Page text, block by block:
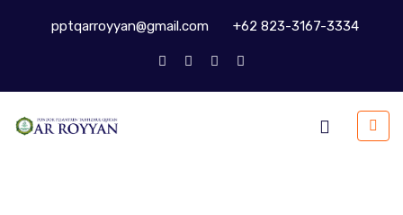
pptqarroyyan@gmail.com +62 823-3167-3334